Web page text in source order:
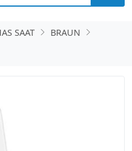
SAAT
BRAUN